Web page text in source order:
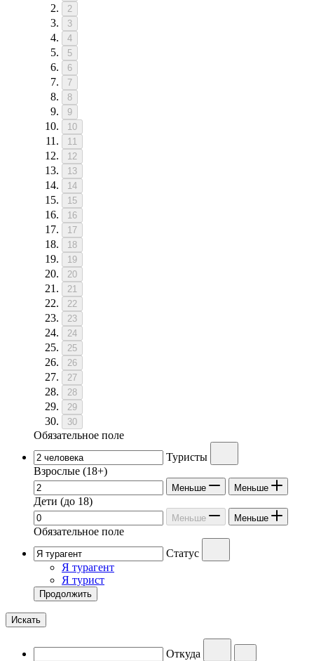
2
3
4
5
6
7
8
9
10
11
12
13
14
15
16
17
18
19
20
21
22
23
24
25
26
27
28
29
30
Обязательное поле
Туристы
Взрослые (18+)
Меньше Меньше
Дети (до 18)
Меньше Меньше
Обязательное поле
Статус
Я турагент
Я турист
Продолжить
Искать
Откуда